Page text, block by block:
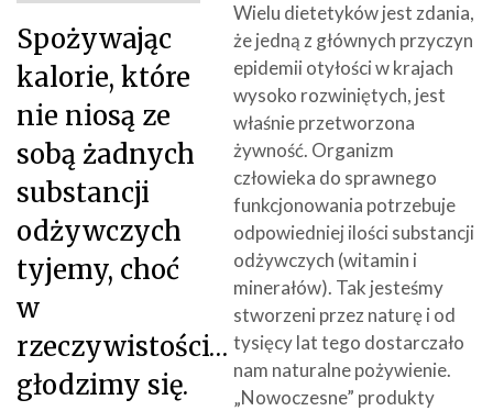
Spożywając
kalorie, które
nie niosą ze
sobą żadnych
substancji
odżywczych
tyjemy, choć
w
rzeczywistości…
głodzimy się.
Wielu dietetyków jest zdania,
że jedną z głównych przyczyn
epidemii otyłości w krajach
wysoko rozwiniętych, jest
właśnie przetworzona
żywność. Organizm
człowieka do sprawnego
funkcjonowania potrzebuje
odpowiedniej ilości substancji
odżywczych (witamin i
minerałów). Tak jesteśmy
stworzeni przez naturę i od
tysięcy lat tego dostarczało
nam naturalne pożywienie.
„Nowoczesne” produkty